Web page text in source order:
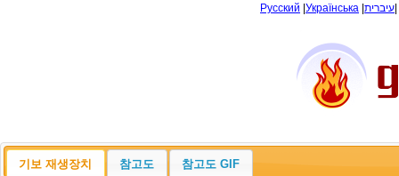
Русский Українська עיברית
기보 재생장치 참고도 참고도 GIF